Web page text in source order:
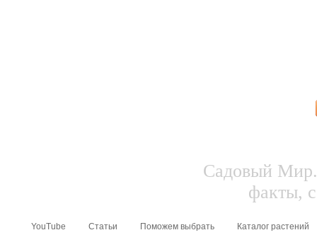
Садовый Мир.
факты,
YouTube Статьи Поможем выбрать Каталог растений